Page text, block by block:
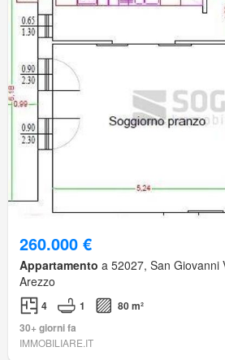
260.000 €
Appartamento a 52027, San Giovanni
Arezzo
4 1
80 m²
30+ giorni fa
IMMOBILIARE.IT